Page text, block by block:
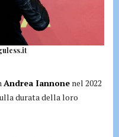
Andrea Iannone nel 2022
durata della loro